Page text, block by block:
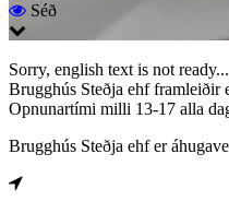
Séð
Sorry, english text is not ready...
Brugghús Steðja ehf framleiðir
Opnunartími milli 13-17 alla
Brugghús Steðja ehf er